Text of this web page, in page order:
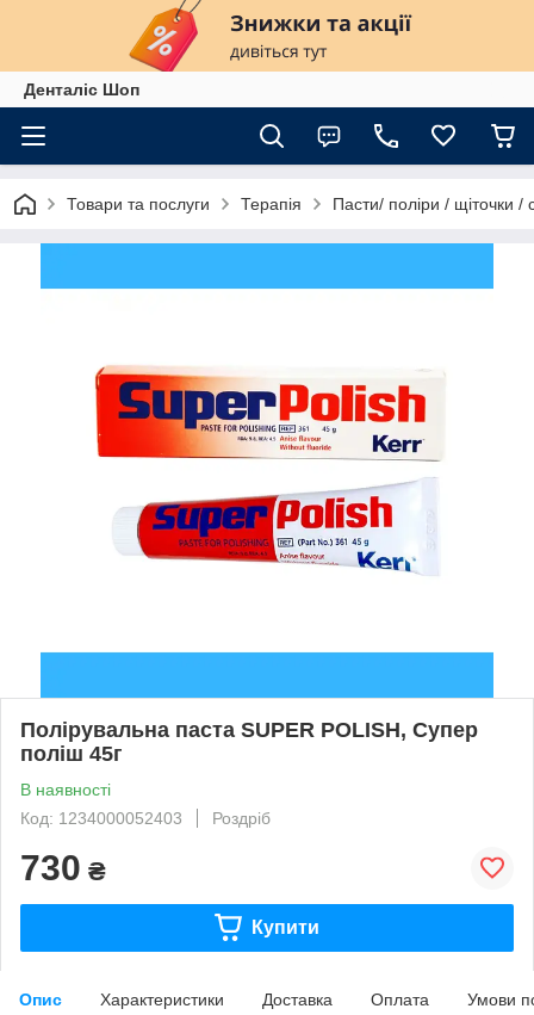
Денталіс Шоп
Товари та послуги Терапія Пасти/ поліри / щіточки /
Полірувальна паста SUPER POLISH, Супер
поліш 45г
В наявності
Код: 1234000052403
Роздріб
730 ₴
Купити
Опис Характеристики Доставка Оплата Умови